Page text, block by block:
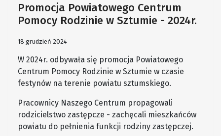
Promocja Powiatowego Centrum
Pomocy Rodzinie w Sztumie - 2024r.
18 grudzień 2024
W 2024r. odbywała się promocja Powiatowego
Centrum Pomocy Rodzinie w Sztumie w czasie
festynów na terenie powiatu sztumskiego.
Pracownicy Naszego Centrum propagowali
rodzicielstwo zastępcze - zachęcali mieszkańców
powiatu do pełnienia funkcji rodziny zastępczej.